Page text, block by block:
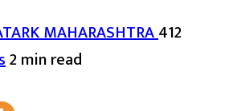
MAHARASHTRA412
2 min read